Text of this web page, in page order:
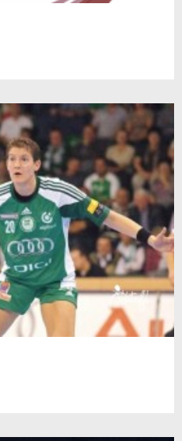
utánpótlásnevelésről